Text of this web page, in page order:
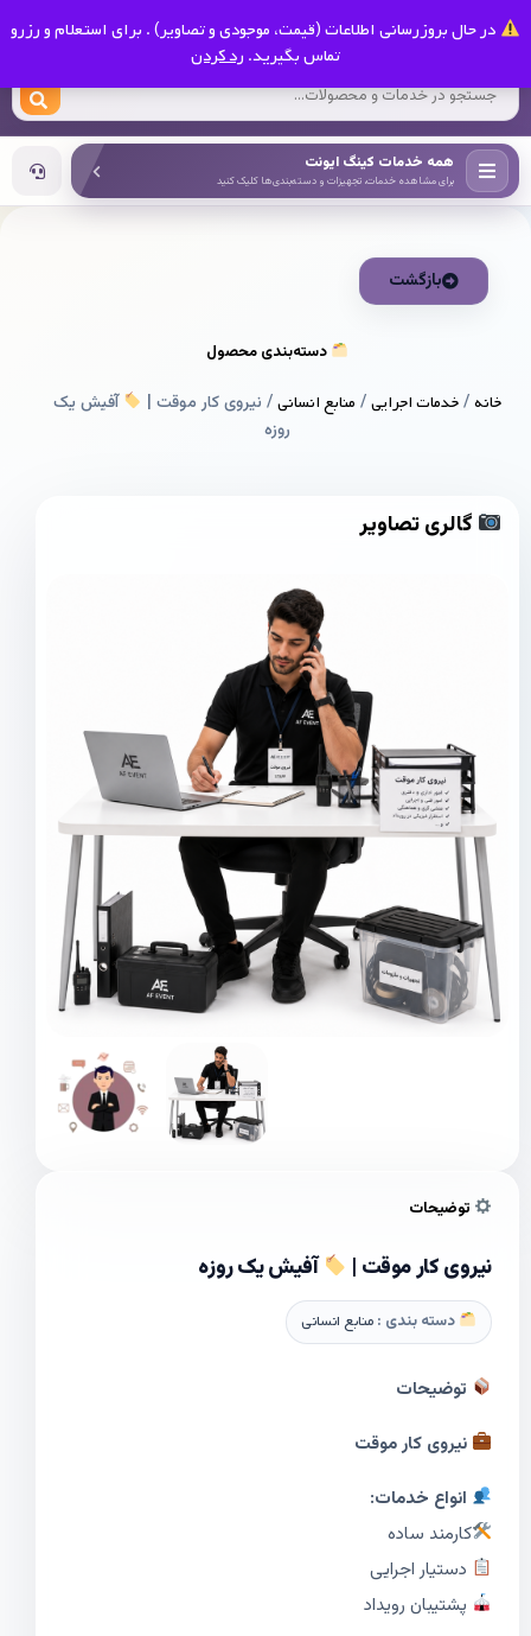
در حال بروزرسانی اطلاعات (قیمت، موجودی و تصاویر) . برای استعلام و رزرو
تماس بگیرید. رد کردن
کینگ ایونت
همه خدمات کینگ ایونت
برای مشاهده خدمات، تجهیزات و دسته‌بندی‌ها کلیک کنید
بازگشت
دسته‌بندی محصول
خانه/خدمات اجرایی/ منابع انسانی/ نیروی کار موقت |
آفیش یک
روزه
گالری تصاویر
توضیحات
نیروی کار موقت | آفیش یک روزه
دسته بندی : منابع انسانی
توضیحات
نیروی کار موقت
انواع خدمات:
کارمند ساده
دستیار اجرایی
پشتیبان رویداد